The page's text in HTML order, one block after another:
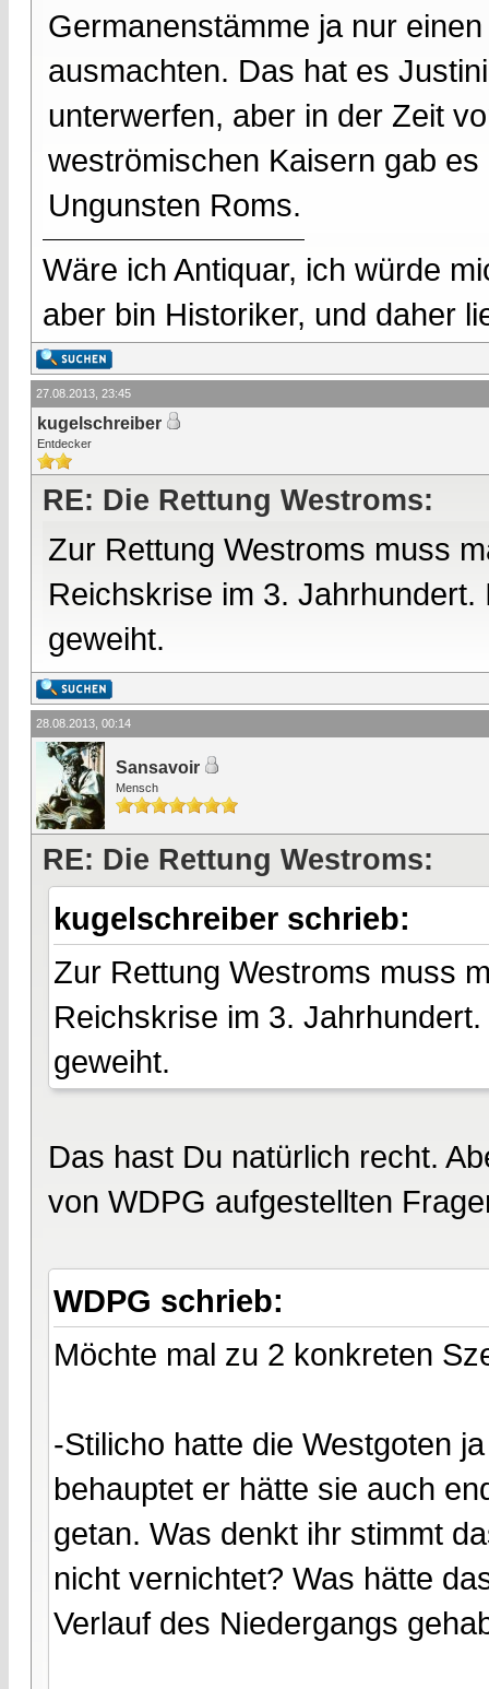
Germanenstämme ja nur
ausmachten. Das hat es
unterwerfen, aber in der Zeit
weströmischen Kaisern gab
Ungunsten Roms.
Wäre ich Antiquar, ich würde
aber bin Historiker, und daher
27.08.2013, 23:45
kugelschreiber
Entdecker
RE: Die Rettung Westroms:
Zur Rettung Westroms muss
Reichskrise im 3.
geweiht.
28.08.2013, 00:14
Sansavoir
Mensch
RE: Die Rettung Westroms:
kugelschreiber schrieb:
Zur Rettung Westroms muss
Reichskrise im 3.
geweiht.
Das hast Du natürlich recht.
von WDPG aufgestellten
WDPG schrieb:
Möchte mal zu 2 konkreten
-Stilicho hatte die Westgoten
behauptet er hätte sie auch
getan. Was denkt ihr stimmt
nicht vernichtet? Was hätte
Verlauf des Niedergangs